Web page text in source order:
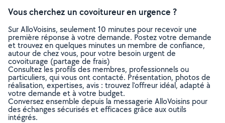
Vous cherchez un covoitureur en urgence ?
Sur AlloVoisins, seulement 10 minutes pour recevoir une
première réponse à votre demande. Postez votre demande
et trouvez en quelques minutes un membre de confiance,
autour de chez vous, pour votre besoin urgent de
covoiturage (partage de frais)
Consultez les profils des membres, professionnels ou
particuliers, qui vous ont contacté. Présentation, photos de
réalisation, expertises, avis : trouvez l'offreur idéal, adapté à
votre demande et à votre budget.
Conversez ensemble depuis la messagerie AlloVoisins pour
des échanges sécurisés et efficaces grâce aux outils
intégrés.